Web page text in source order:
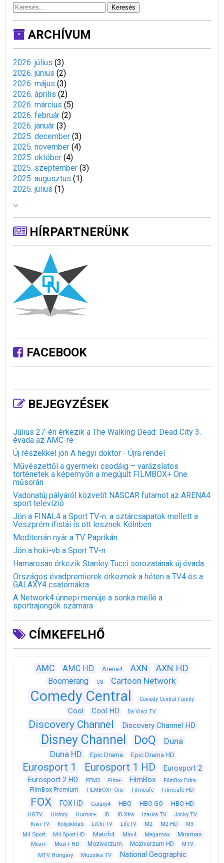
Keresés
ARCHÍVUM
2026. július (3)
2026. június (2)
2026. május (3)
2026. április (2)
2026. március (5)
2026. február (2)
2026. január (3)
2025. december (3)
2025. november (4)
2025. október (4)
2025. szeptember (3)
2025. augusztus (1)
2025. július (1)
HÍRPARTNERÜNK
FACEBOOK
BEJEGYZÉSEK
Július 27-én érkezik a The Walking Dead: Dead City 3.
évada az AMC-re
Új részekkel jön A hegyi doktor - Újra rendel
Művészettől a gyermeki csodáig – varázslatos
történetek a képernyőn a megújult FILMBOX+ One
műsorán
Vadonatúj pályáról közvetít NASCAR futamot az ARENA4
sport televízió
Jön a FINAL4 a Sport TV-n: a sztárcsapatok mellett a
Veszprém ifistái is ott lesznek Kölnben
Mediterrán nyár a TV Paprikán
Jön a hoki-vb a Sport TV-n
Hamarosan érkezik Stanley Tucci sorozatának új évada
Országos évadpremierek érkeznek a héten a TV4 és a
GALAXY4 csatornákra
A Network4 ünnepi menüje a sonka mellé a
sportrajongók számára
CÍMKEFELHŐ
AMC AMC HD Arena4 AXN AXN HD
Boomerang C8 Cartoon Network
Comedy Central Comedy Central Family
Cool Cool HD Da Vinci TV
Discovery Channel Discovery Channel HD
Disney Channel DoQ
Duna
Duna HD
Epic Drama Epic Drama HD
Eurosport 1 Eurosport 1 HD
Eurosport 2
Eurosport 2 HD
FEM3 Film+ FilmBox FilmBox Extra
FilmBox Premium FILMBOX+ One Filmcafé Filmcafé HD
FOX FOX HD Galaxy4 HBO HBO GO HBO HD
HGTV History Humor+ ID ID Xtra Izaura TV
Jocky TV
Kiwi TV
Kölyökklub LiChi TV LifeTV M2 M2 HD M3
M4 Sport M4 Sport HD Match4 Max4 Megamax Minimax
Mozi+ Mozi+ HD Moziverzum Moziverzum HD
MTV
MTV Hungary
Muzsika TV National Geographic